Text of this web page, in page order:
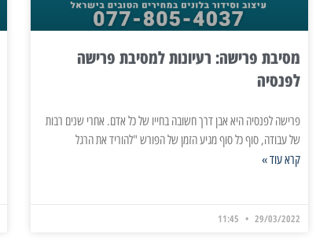
מסיבת פרישה: רעיונות למסיבת פרישה
לפנסיה
פרישה לפנסיה היא אבן דרך חשובה בחייו של כל אדם. אחרי שנים רבות
של עבודה, סוף כל סוף מגיע הזמן של הפורש "להוריד את הרגל
קרא עוד »
29/03/2022